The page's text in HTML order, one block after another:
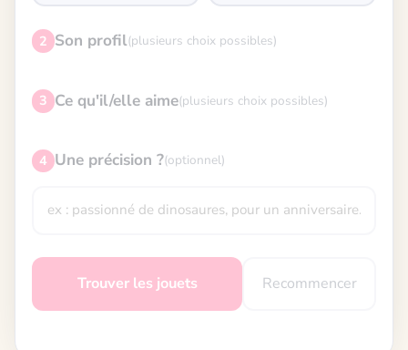
2 Son profil(plusieurs choix possibles)
3 Ce qu'il/elle aime(plusieurs choix possibles)
4 Une précision ?(optionnel)
Trouver les jouets Recommencer